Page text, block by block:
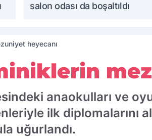
salon odası da boşaltıldı
heyecanı
anaokulları ve
ilk diplomalarını
uğurlandı.